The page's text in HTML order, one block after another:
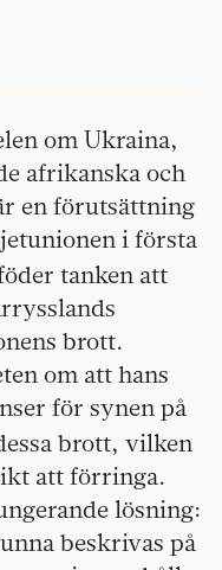
om Ukraina,
afrikanska och
en förutsättning
i första
tanken att
brott.
om att hans
för synen på
brott, vilken
att förringa.
lösning:
beskrivas på